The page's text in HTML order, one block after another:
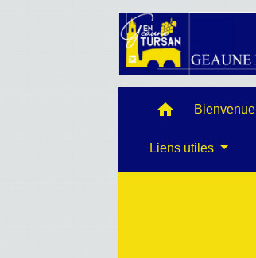
home Bienvenue
Liens utiles